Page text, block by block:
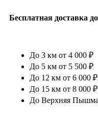
Бесплатная доставка
До 3 км от 4 000 ₽
До 5 км от 5 500 ₽
До 12 км от 6 000 ₽
До 15 км от 8 000 ₽
До Верхняя